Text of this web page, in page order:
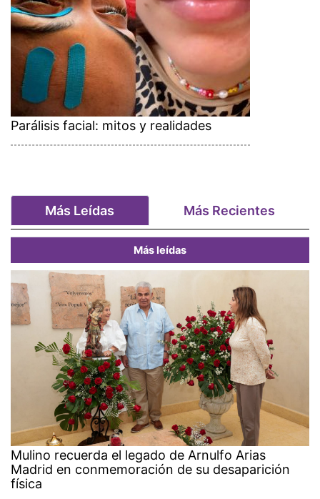
Parálisis facial: mitos y realidades
Más Leídas Más Recientes
Más leídas
Mulino recuerda el legado de Arnulfo Arias
Madrid en conmemoración de su desaparición
física